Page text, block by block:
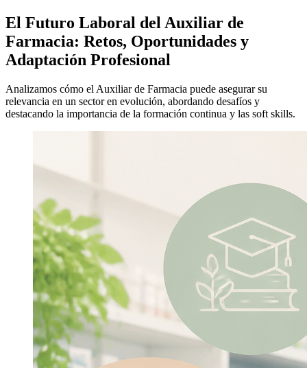
El Futuro Laboral del Auxiliar de
Farmacia: Retos, Oportunidades y
Adaptación Profesional
Analizamos cómo el Auxiliar de Farmacia puede asegurar su
relevancia en un sector en evolución, abordando desafíos y
destacando la importancia de la formación continua y las soft skills.